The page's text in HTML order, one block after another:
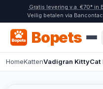
Gratis levering v.a. €70* in
Veilig betalen via
Bopets
HomeKattenVadigran KittyCat